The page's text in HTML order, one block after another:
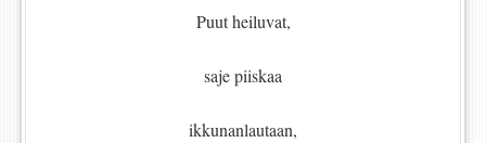
Puut heiluvat,
saje piiskaa
ikkunanlautaan,